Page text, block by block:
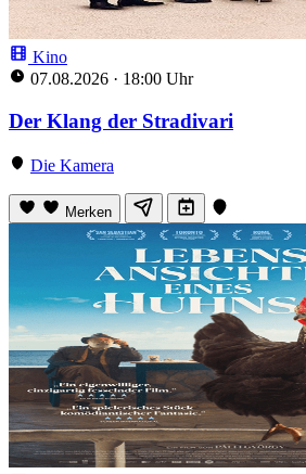
Kino
07.08.2026 · 18:00 Uhr
Der Klang der Stradivari
Die Kamera
Merken